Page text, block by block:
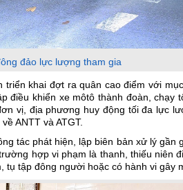
đảo lực lượng tham gia
khai đợt ra quân cao điểm với
điều khiển xe môtô thành đoàn, chạy
vị, địa phương huy động tối đa lực
ANTT và ATGT.
tác phát hiện, lập biên bản xử lý gần
hợp vi phạm là thanh, thiếu niên
tập đông người hoặc có hành vi gây